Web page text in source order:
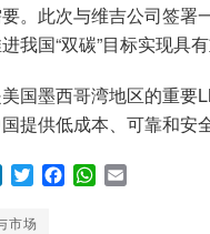
。此次与维吉公司签署
我国“双碳”目标实现具有
国墨西哥湾地区的重要
提供低成本、可靠和安
L
n
T
i
F
W
市场